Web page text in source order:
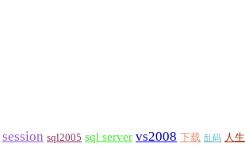
session sql2005 sql server vs2008 下载 乱码 人生